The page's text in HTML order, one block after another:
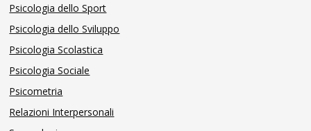
Psicologia dello Sport
Psicologia dello Sviluppo
Psicologia Scolastica
Psicologia Sociale
Psicometria
Relazioni Interpersonali